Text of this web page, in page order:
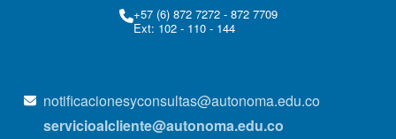
+57 (6) 872 7272 - 872 7709
Ext: 102 - 110 - 144
notificacionesyconsultas@autonoma.edu.co
servicioalcliente@autonoma.edu.co